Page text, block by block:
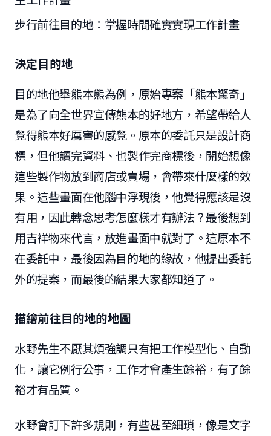
步行前往目的地：掌握時間確實實現工作計畫
決定目的地
目的地他舉熊本熊為例，原始專案「熊本驚奇」
是為了向全世界宣傳熊本的好地方，希望帶給人
覺得熊本好厲害的感覺。原本的委託只是設計商
標，但他讀完資料、也製作完商標後，開始想像
這些製作物放到商店或賣場，會帶來什麼樣的效
果。這些畫面在他腦中浮現後，他覺得應該是沒
有用，因此轉念思考怎麼樣才有辦法？最後想到
用吉祥物來代言，放進畫面中就對了。這原本不
在委託中，最後因為目的地的緣故，他提出委託
外的提案，而最後的結果大家都知道了。
描繪前往目的地的地圖
水野先生不厭其煩強調只有把工作模型化、自動
化，讓它例行公事，工作才會產生餘裕，有了餘
裕才有品質。
水野會訂下許多規則，有些甚至細瑣，像是文字